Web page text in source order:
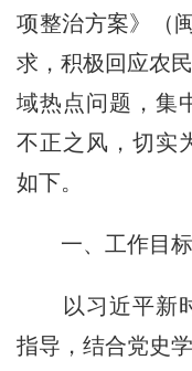
项整治方案》（
求，积极回应农
域热点问题，集
不正之风，切实
如下。
一、工作目标
以习近平新
指导，结合党史